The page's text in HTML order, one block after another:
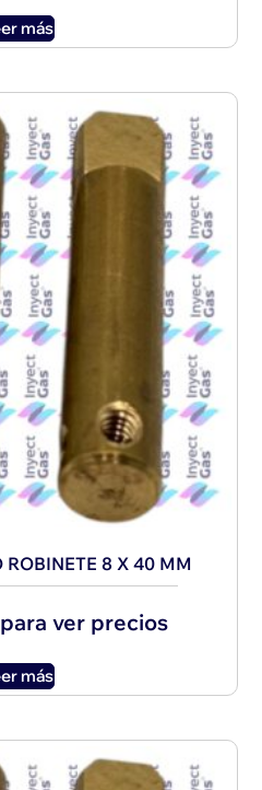
más
ROBINETE 8 X 40 MM
ver precios
más